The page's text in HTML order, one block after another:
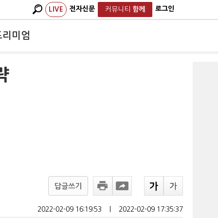
LIVE 전자신문 커뮤니티 함께 로그인
리미엄
답글쓰기
2022-02-09 16:19:53 2022-02-09 17:35:37